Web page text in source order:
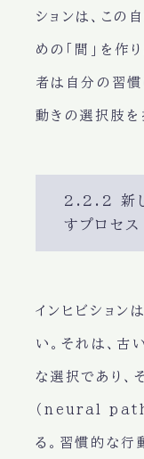
ションは、この
めの「間」を作
者は自分の習慣
動きの選択肢を
2.2.2 新
すプロセス
インヒビション
い。それは、古
な選択であり、
（neural
る。習慣的な行